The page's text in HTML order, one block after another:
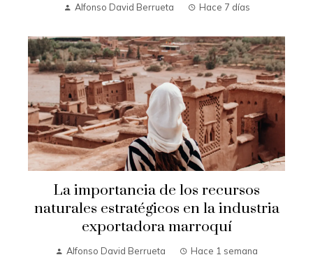
Alfonso David Berrueta Hace 7 días
La importancia de los recursos
naturales estratégicos en la industria
exportadora marroquí
Alfonso David Berrueta Hace 1 semana